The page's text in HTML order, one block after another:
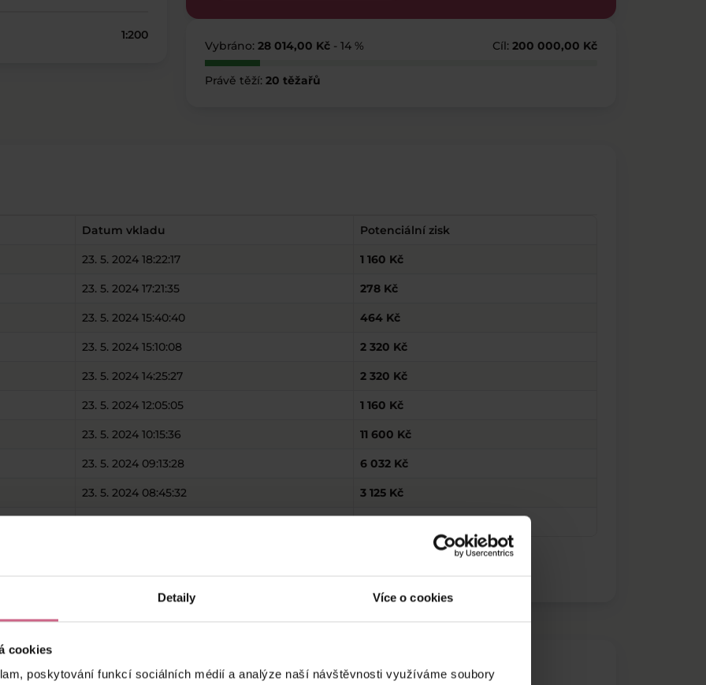
Detaily Více o cookies
cookies
poskytování funkcí sociálních médií a analýze naší návštěvnosti využíváme soubory
1:200
Vybráno: 28 014,00 Kč - 14 % Cíl: 200 000,00 Kč
Právě těží: 20 těžařů
Datum vkladu Potenciální zisk
23. 5. 2024 18:22:17 1 160 Kč
23. 5. 2024 17:21:35 278 Kč
23. 5. 2024 15:40:40 464 Kč
23. 5. 2024 15:10:08 2 320 Kč
23. 5. 2024 14:25:27 2 320 Kč
23. 5. 2024 12:05:05 1 160 Kč
23. 5. 2024 10:15:36 11 600 Kč
23. 5. 2024 09:13:28 6 032 Kč
23. 5. 2024 08:45:32 3 125 Kč